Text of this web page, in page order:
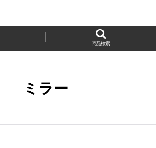
商品検索
ミラー